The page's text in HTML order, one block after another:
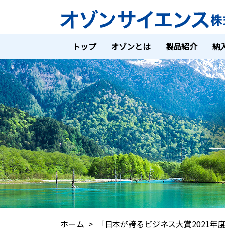
トップ オゾンとは 製品紹介 納
ホーム > 「日本が誇るビジネス大賞2021年